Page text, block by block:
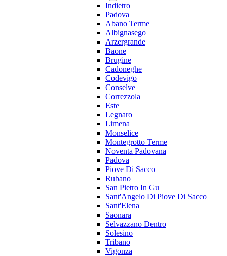
Indietro
Padova
Abano Terme
Albignasego
Arzergrande
Baone
Brugine
Cadoneghe
Codevigo
Conselve
Correzzola
Este
Legnaro
Limena
Monselice
Montegrotto Terme
Noventa Padovana
Padova
Piove Di Sacco
Rubano
San Pietro In Gu
Sant'Angelo Di Piove Di Sacco
Sant'Elena
Saonara
Selvazzano Dentro
Solesino
Tribano
Vigonza